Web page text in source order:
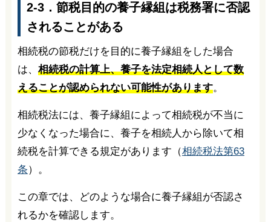
2-3．節税目的の養子縁組は税務署に否認
されることがある
相続税の節税だけを目的に養子縁組をした場合
は、 相続税の計算上、養子を法定相続人として数
えることが認められない可能性があります。
相続税法には、養子縁組によって相続税が不当に
少なくなった場合に、養子を相続人から除いて相
続税を計算できる規定があります（相続税法第63
条）。
この章では、どのような場合に養子縁組が否認さ
れるかを確認します。